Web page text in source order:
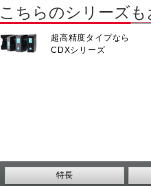
こちらのシリーズ
超高精度タイプなら
CDXシリーズ
特長